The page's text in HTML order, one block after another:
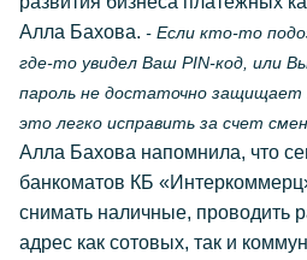
Алла Бахова. - Если кто-то
где-то увидел Ваш PIN-код, или
пароль не достаточно
это легко исправить за счет
Алла Бахова напомнила, что
банкоматов КБ
снимать наличные, проводить
адрес как сотовых, так и